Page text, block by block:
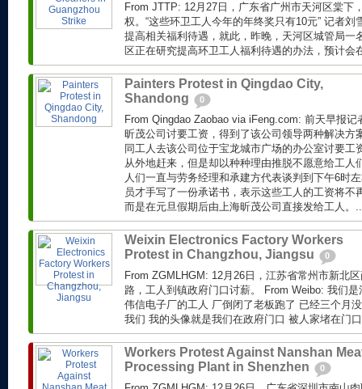
From JTTP: 12月27日，广东省广州市天河区棠下
权。“这些环卫工人今年的年终奖只有10元” 记者
提高相关福利待遇，就此，昨晚，天河区城管局一
区正在研究提高环卫工人福利待遇的办法，预计会
Painters Protest in Qingdao City,
Shandong
0
From Qingdao Zaobao via iFeng.com: 前天早报
昕茂公司讨要工资，得到了该公司领导两种解决方
同工人去该公司位于宝龙城市广场的办公室讨要工
从外地赶来，但是却以种种理由推脱不愿意给工人
人们一直与劳务经理和承建方代表谈判到下午6时
员才手写了一份承诺书，表示这些工人的工资将不
而是在元旦假期后由上海昕茂公司直接发给工人。
Weixin Electronics Factory Workers
Protest in Changzhou, Jiangsu
0
From ZGMLHGM: 12月26日，江苏省常州市新北
路，工人到镇政府门口讨薪。 From Weibo: 我们
伟信电子厂的工人 厂倒闭了老板跑了 已经三个月
我们 我的头像就是我们在政府门口 被人家堵在门
Workers Protest Against Nanshan
Processing Plant in Shenzhen
0